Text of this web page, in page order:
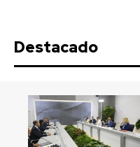
Destacado